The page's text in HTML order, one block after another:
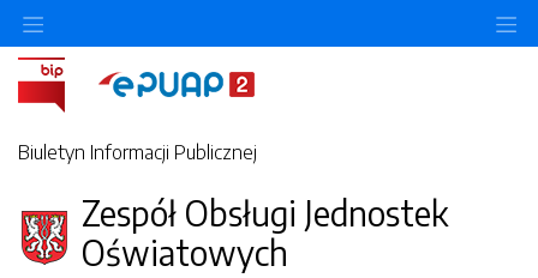
Biuletyn Informacji Publicznej
Zespół Obsługi Jednostek
Oświatowych